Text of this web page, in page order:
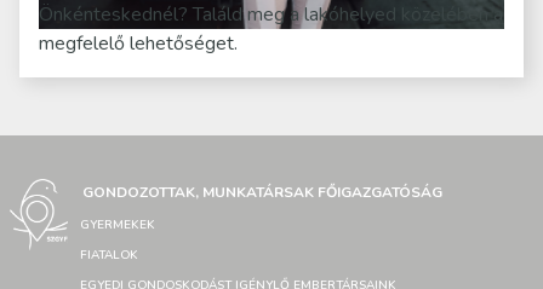
Önkénteskednél? Találd meg a lakóhelyed közelében a
megfelelő lehetőséget.
GONDOZOTTAK, MUNKATÁRSAK FŐIGAZGATÓSÁG
GYERMEKEK
FIATALOK